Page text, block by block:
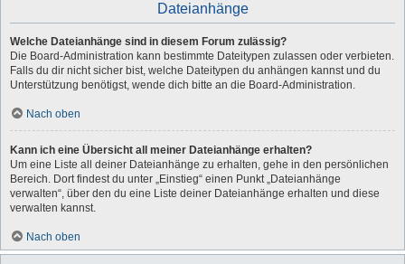
Dateianhänge
Welche Dateianhänge sind in diesem Forum zulässig?
Die Board-Administration kann bestimmte Dateitypen zulassen oder verbieten.
Falls du dir nicht sicher bist, welche Dateitypen du anhängen kannst und du
Unterstützung benötigst, wende dich bitte an die Board-Administration.
Nach oben
Kann ich eine Übersicht all meiner Dateianhänge erhalten?
Um eine Liste all deiner Dateianhänge zu erhalten, gehe in den persönlichen
Bereich. Dort findest du unter „Einstieg“ einen Punkt „Dateianhänge
verwalten“, über den du eine Liste deiner Dateianhänge erhalten und diese
verwalten kannst.
Nach oben